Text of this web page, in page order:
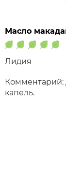
Масло
Лидия
Комментарий:
капель.